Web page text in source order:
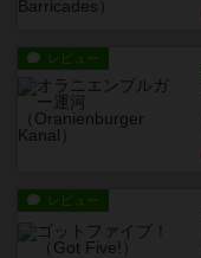
レビュー
レビュー